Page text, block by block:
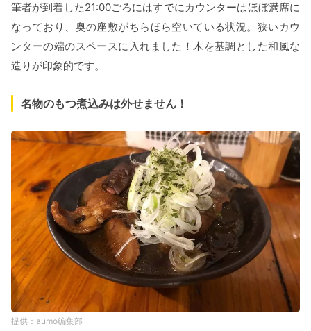
筆者が到着した21:00ごろにはすでにカウンターはほぼ満席に
なっており、奥の座敷がちらほら空いている状況。狭いカウ
ンターの端のスペースに入れました！木を基調とした和風な
造りが印象的です。
名物のもつ煮込みは外せません！
aumo編集部